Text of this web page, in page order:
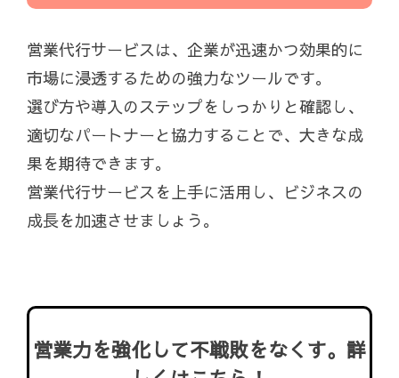
営業代行サービスは、企業が迅速かつ効果的に
市場に浸透するための強力なツールです。
選び方や導入のステップをしっかりと確認し、
適切なパートナーと協力することで、大きな成
果を期待できます。
営業代行サービスを上手に活用し、ビジネスの
成長を加速させましょう。
営業力を強化して不戦敗をなくす。詳